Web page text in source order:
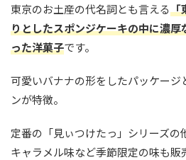
東京のお土産の代名詞とも言える「
りとしたスポンジケーキの中に濃
った洋菓子です。
可愛いバナナの形をしたパッケージ
ンが特徴。
定番の「見ぃつけたっ」シリーズの
キャラメル味など季節限定の味も販